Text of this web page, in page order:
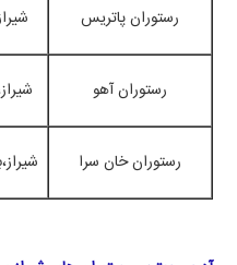
رستوران پاتریس
رستوران آهو
رستوران خان سرا